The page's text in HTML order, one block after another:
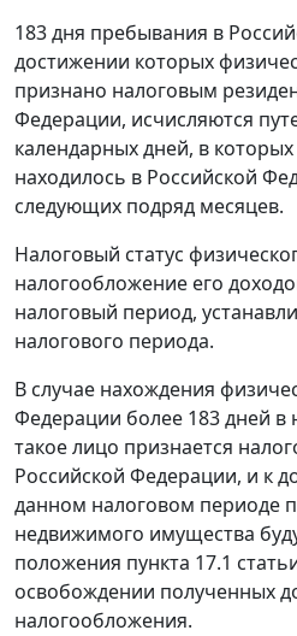
183 дня пребывания в
достижении которых
признано налоговым
Федерации, исчисляются
календарных дней, в
находилось в Российской
следующих подряд месяцев.
Налоговый статус
налогообложение его
налоговый период,
налогового периода.
В случае нахождения
Федерации более 183 дней в
такое лицо признается
Российской Федерации, и к
данном налоговом периоде
недвижимого имущества
положения пункта 17.1
освобождении полученных
налогообложения.